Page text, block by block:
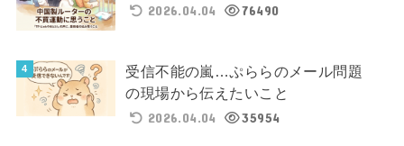
2026.04.04
76490
受信不能の嵐…ぷららのメール問題
の現場から伝えたいこと
2026.04.04
35954